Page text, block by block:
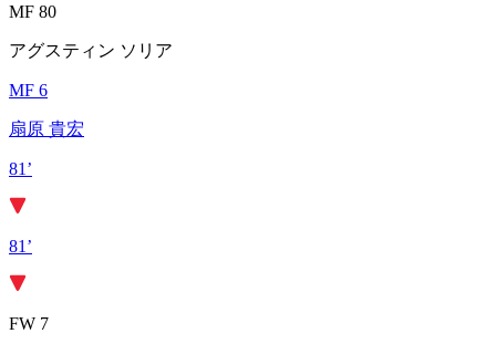
MF 80
アグスティン ソリア
MF 6
扇原 貴宏
81’
81’
FW 7